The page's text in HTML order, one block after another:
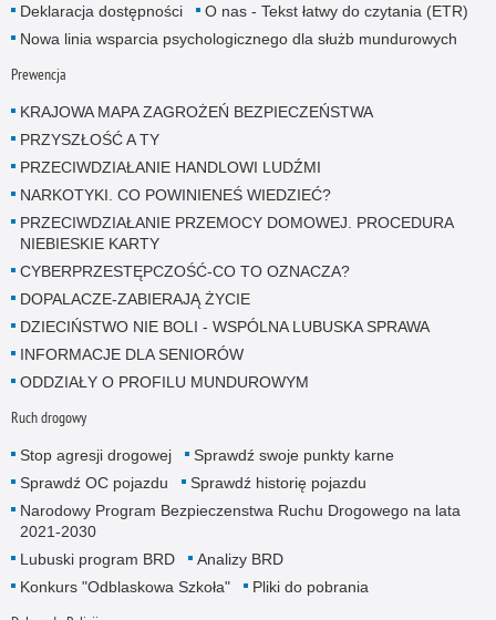
Deklaracja dostępności
O nas - Tekst łatwy do czytania (ETR)
Nowa linia wsparcia psychologicznego dla służb mundurowych
Prewencja
KRAJOWA MAPA ZAGROŻEŃ BEZPIECZEŃSTWA
PRZYSZŁOŚĆ A TY
PRZECIWDZIAŁANIE HANDLOWI LUDŹMI
NARKOTYKI. CO POWINIENEŚ WIEDZIEĆ?
PRZECIWDZIAŁANIE PRZEMOCY DOMOWEJ. PROCEDURA
NIEBIESKIE KARTY
CYBERPRZESTĘPCZOŚĆ-CO TO OZNACZA?
DOPALACZE-ZABIERAJĄ ŻYCIE
DZIECIŃSTWO NIE BOLI - WSPÓLNA LUBUSKA SPRAWA
INFORMACJE DLA SENIORÓW
ODDZIAŁY O PROFILU MUNDUROWYM
Ruch drogowy
Stop agresji drogowej
Sprawdź swoje punkty karne
Sprawdź OC pojazdu
Sprawdź historię pojazdu
Narodowy Program Bezpieczenstwa Ruchu Drogowego na lata
2021-2030
Lubuski program BRD
Analizy BRD
Konkurs "Odblaskowa Szkoła"
Pliki do pobrania